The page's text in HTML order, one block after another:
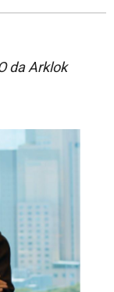
no no
daArklok